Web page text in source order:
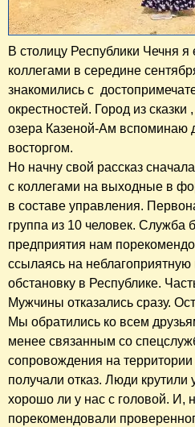
В столицу Республики Чечня я
коллегами в середине
знакомились с
окрестностей. Город из
озера Казеной-Ам вспоминаю
восторгом.
Но начну свой рассказ
с коллегами на выходные в
в составе управления.
группа из 10 человек. Служба
предприятия нам
ссылаясь на
обстановку в Республике.
Мужчины отказались сразу.
Мы обратились ко всем
менее связанным со
сопровождения на
получали отказ. Люди крутили
хорошо ли у нас с головой. И,
порекомендовали